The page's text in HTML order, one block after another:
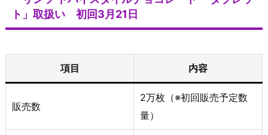
ト」取扱い 初回3月21日
項目 内容
販売数
2万枚（※初回販売予定数
量）